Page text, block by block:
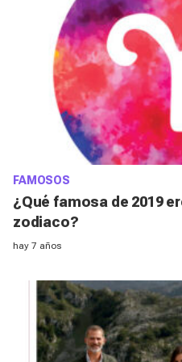
FAMOSOS
¿Qué famosa de 2019
zodiaco?
hay 7 años